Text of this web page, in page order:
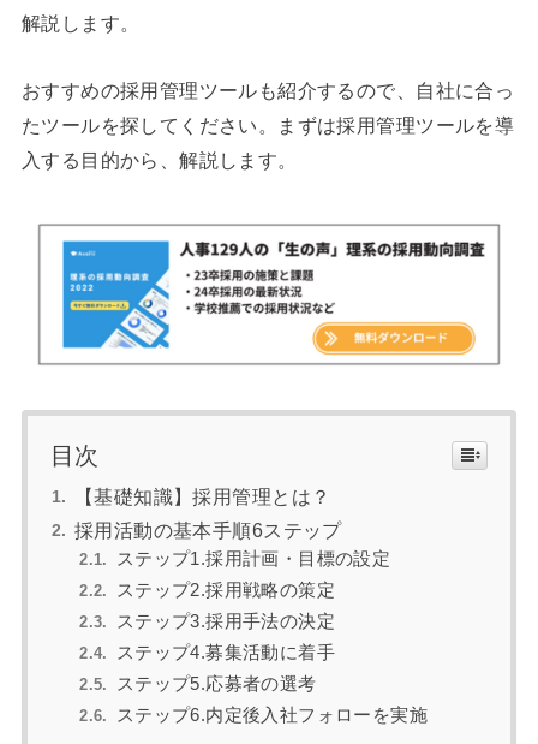
解説します。
おすすめの採用管理ツールも紹介するので、自社に合っ
たツールを探してください。まずは採用管理ツールを導
入する目的から、解説します。
目次
【基礎知識】採用管理とは？
採用活動の基本手順6ステップ
ステップ1.採用計画・目標の設定
ステップ2.採用戦略の策定
ステップ3.採用手法の決定
ステップ4.募集活動に着手
ステップ5.応募者の選考
ステップ6.内定後入社フォローを実施